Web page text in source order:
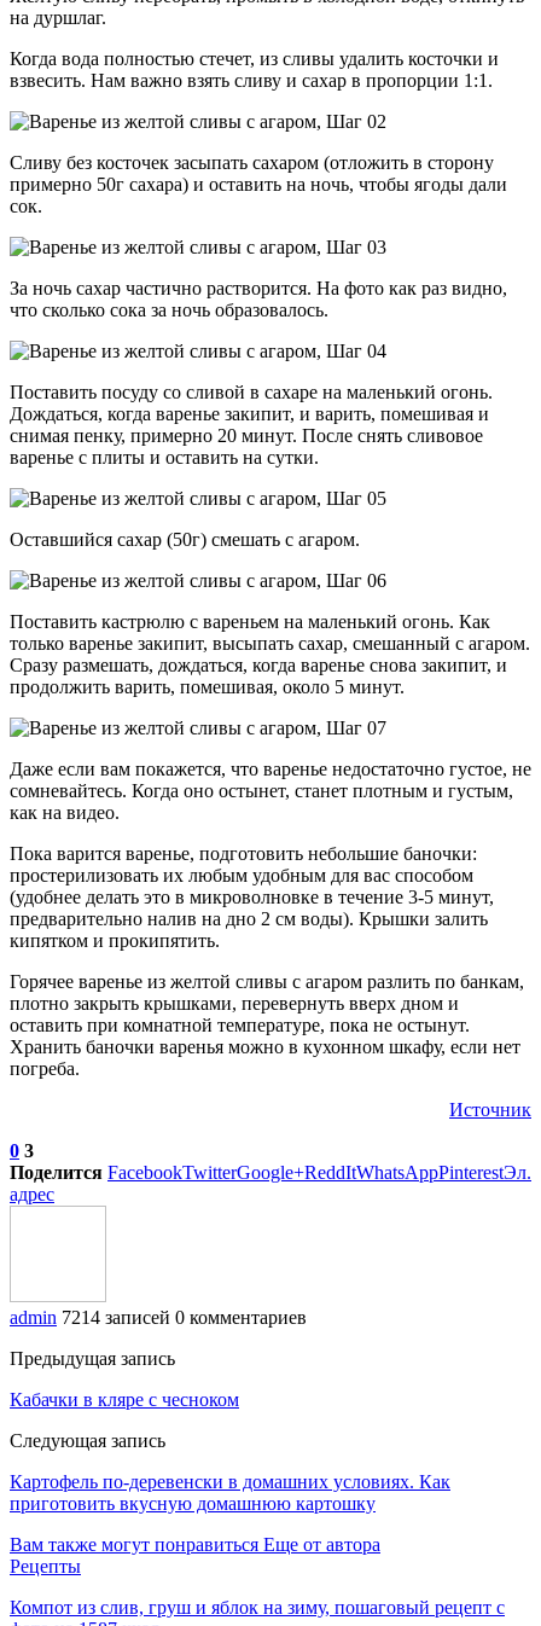
на дуршлаг.
Когда вода полностью стечет, из сливы удалить косточки и
взвесить. Нам важно взять сливу и сахар в пропорции 1:1.
Сливу без косточек засыпать сахаром (отложить в сторону
примерно 50г сахара) и оставить на ночь, чтобы ягоды дали
сок.
За ночь сахар частично растворится. На фото как раз видно,
что сколько сока за ночь образовалось.
Поставить посуду со сливой в сахаре на маленький огонь.
Дождаться, когда варенье закипит, и варить, помешивая и
снимая пенку, примерно 20 минут. После снять сливовое
варенье с плиты и оставить на сутки.
Оставшийся сахар (50г) смешать с агаром.
Поставить кастрюлю с вареньем на маленький огонь. Как
только варенье закипит, высыпать сахар, смешанный с агаром.
Сразу размешать, дождаться, когда варенье снова закипит, и
продолжить варить, помешивая, около 5 минут.
Даже если вам покажется, что варенье недостаточно густое, не
сомневайтесь. Когда оно остынет, станет плотным и густым,
как на видео.
Пока варится варенье, подготовить небольшие баночки:
простерилизовать их любым удобным для вас способом
(удобнее делать это в микроволновке в течение 3-5 минут,
предварительно налив на дно 2 см воды). Крышки залить
кипятком и прокипятить.
Горячее варенье из желтой сливы с агаром разлить по банкам,
плотно закрыть крышками, перевернуть вверх дном и
оставить при комнатной температуре, пока не остынут.
Хранить баночки варенья можно в кухонном шкафу, если нет
погреба.
Источник
0 3
Поделится FacebookTwitterGoogle+ReddItWhatsAppPinterestЭл.
адрес
admin 7214 записей 0 комментариев
Предыдущая запись
Кабачки в кляре с чесноком
Следующая запись
Картофель по-деревенски в домашних условиях. Как
приготовить вкусную домашнюю картошку
Вам также могут понравиться Еще от автора
Рецепты
Компот из слив, груш и яблок на зиму, пошаговый рецепт с